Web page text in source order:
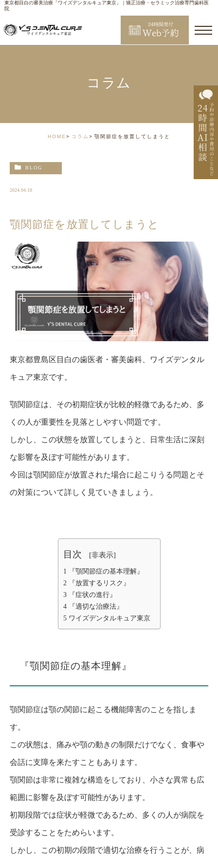
東京都目白の審美治療「ワイズデンタルキュア東京」｜矯正治療・セラミック治療専門歯科医
院
コラム
HOME コラム 顎関節症を放置してしまうと
BLOG
2024.04.18
顎関節症を放置してしまうと
東京都豊島区目白の歯医者・審美歯科、ワイズデンタル
キュア東京です。
顎関節症は、その初期症状が比較的軽微であるため、多
くの人が重要性を見落としやすい問題です。
しかし、この状態を放置してしまうと、日常生活に深刻
な影響を及ぼす可能性があります。
今回は顎関節症が放置された場合に起こりうる問題とそ
の対策について詳しく見ていきましょう。
目次 [非表示]
1 『顎関節症の基本理解』
2 『放置するリスク』
3『症状の進行』
4『適切な治療法』
5ワイズデンタルキュア東京
『顎関節症の基本理解』
顎関節症は顎の関節に起こる機能障害のことを指しま
す。
この状態は、痛みや顎の動きの制限だけでなく、食事や
会話に支障を来たすこともあります。
顎関節は非常に複雑な構造をしており、小さな異常も広
範囲に影響を及ぼす可能性があります。
初期段階では症状が軽微であるため、多くの人が病院を
受診することをためらいます。
しかし、この初期の段階で適切な治療を行うことが、病